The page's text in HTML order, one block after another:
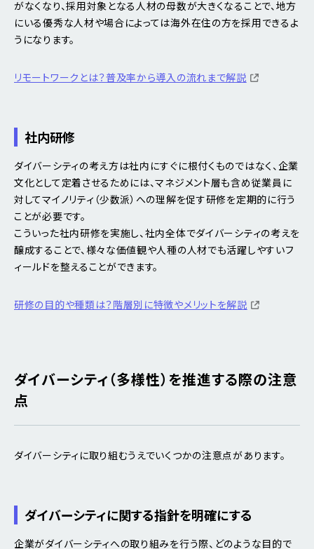
がなくなり、採用対象となる人材の母数が大きくなることで、地方
にいる優秀な人材や場合によっては海外在住の方を採用できるよ
うになります。
リモートワークとは？普及率から導入の流れまで解説
社内研修
ダイバーシティの考え方は社内にすぐに根付くものではなく、企業
文化として定着させるためには、マネジメント層も含め従業員に
対してマイノリティ（少数派）への理解を促す研修を定期的に行う
ことが必要です。
こういった社内研修を実施し、社内全体でダイバーシティの考えを
醸成することで、様々な価値観や人種の人材でも活躍しやすいフ
ィールドを整えることができます。
研修の目的や種類は？階層別に特徴やメリットを解説
ダイバーシティ（多様性）を推進する際の注意
点
ダイバーシティに取り組むうえでいくつかの注意点があります。
ダイバーシティに関する指針を明確にする
企業がダイバーシティへの取り組みを行う際、どのような目的で